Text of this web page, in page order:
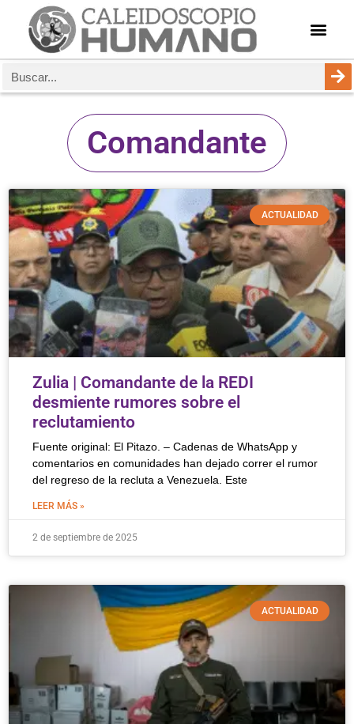
Comandante
ACTUALIDAD
Zulia | Comandante de la REDI
desmiente rumores sobre el
reclutamiento
Fuente original: El Pitazo. – Cadenas de WhatsApp y
comentarios en comunidades han dejado correr el rumor
del regreso de la recluta a Venezuela. Este
LEER MÁS »
2 de septiembre de 2025
ACTUALIDAD